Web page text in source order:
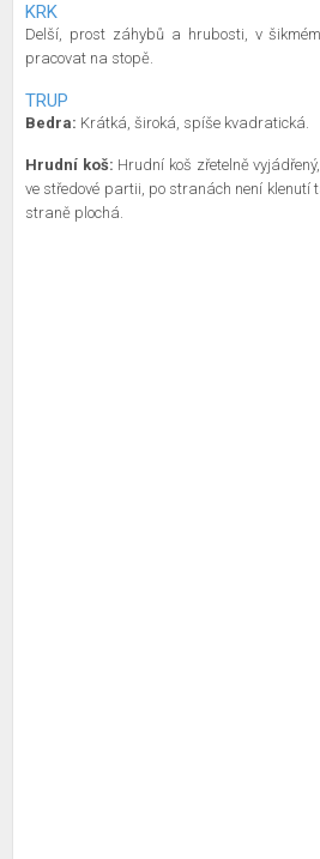
KRK
Delší, prost záhybů a hrubosti, v
pracovat na stopě.
TRUP
Bedra: Krátká, široká, spíše kvadratická.
Hrudní koš: Hrudní koš zřetelně
ve středové partii, po stranách není klenutí
straně plochá.